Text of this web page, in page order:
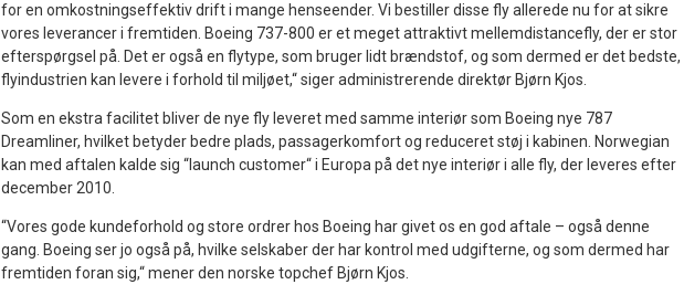
for en omkostningseffektiv drift i mange henseender. Vi bestiller disse fly allerede nu for at sikre
vores leverancer i fremtiden. Boeing 737-800 er et meget attraktivt mellemdistancefly, der er stor
efterspørgsel på. Det er også en flytype, som bruger lidt brændstof, og som dermed er det bedste,
flyindustrien kan levere i forhold til miljøet,“ siger administrerende direktør Bjørn Kjos.
Som en ekstra facilitet bliver de nye fly leveret med samme interiør som Boeing nye 787
Dreamliner, hvilket betyder bedre plads, passagerkomfort og reduceret støj i kabinen. Norwegian
kan med aftalen kalde sig “launch customer“ i Europa på det nye interiør i alle fly, der leveres efter
december 2010.
“Vores gode kundeforhold og store ordrer hos Boeing har givet os en god aftale – også denne
gang. Boeing ser jo også på, hvilke selskaber der har kontrol med udgifterne, og som dermed har
fremtiden foran sig,“ mener den norske topchef Bjørn Kjos.